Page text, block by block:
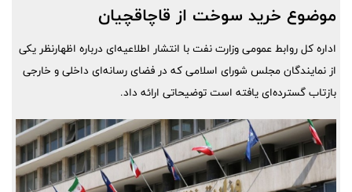
موضوع خرید سوخت از قاچاقچیان
اداره کل روابط عمومی وزارت نفت با انتشار اطلاعیه‌ای درباره اظهارنظر یکی
از نمایندگان مجلس شورای اسلامی که در فضای رسانه‌ای داخلی و خارجی
بازتاب گسترده‌ای یافته است توضیحاتی ارائه داد.